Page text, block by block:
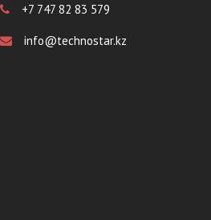
+7 747 82 83 579
info@technostar.kz